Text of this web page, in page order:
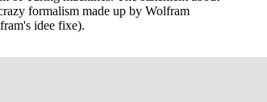
formalism made up by Wolfram
idee fixe).